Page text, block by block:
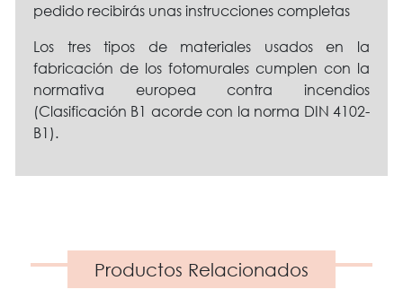
pedido recibirás unas instrucciones completas
Los tres tipos de materiales usados en la
fabricación de los fotomurales cumplen con la
normativa europea contra incendios
(Clasificación B1 acorde con la norma DIN 4102-
B1).
Productos Relacionados